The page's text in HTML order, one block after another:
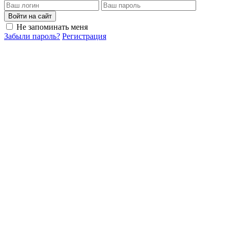
Войти на сайт
Не запоминать меня
Забыли пароль? Регистрация